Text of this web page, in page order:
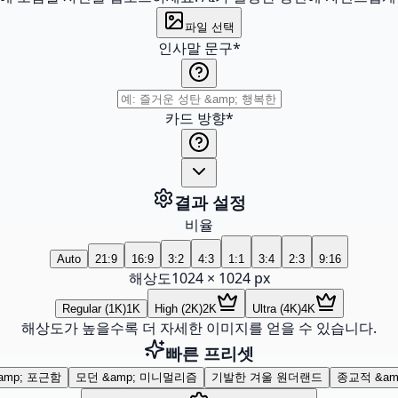
파일 선택
인사말 문구*
카드 방향*
결과 설정
비율
Auto 21:9 16:9 3:2 4:3 1:1 3:4 2:3 9:16
해상도1024× 1024px
Regular (1K)1K High (2K)2K Ultra (4K)4K
해상도가 높을수록 더 자세한 이미지를 얻을 수 있습니다.
빠른 프리셋
포근함 모던 &amp; 미니멀리즘 기발한 겨울 원더랜드 종교적